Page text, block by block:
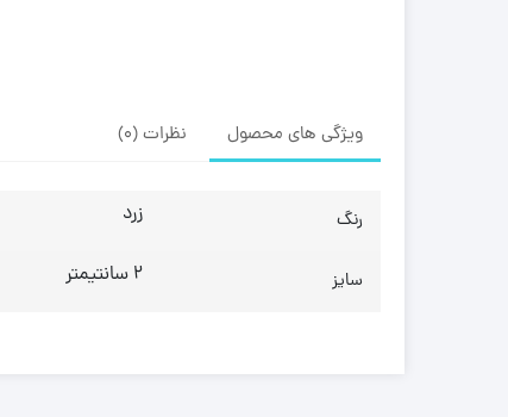
ویژگی های محصول نظرات (0)
رنگ زرد
سایز 2 سانتیمتر